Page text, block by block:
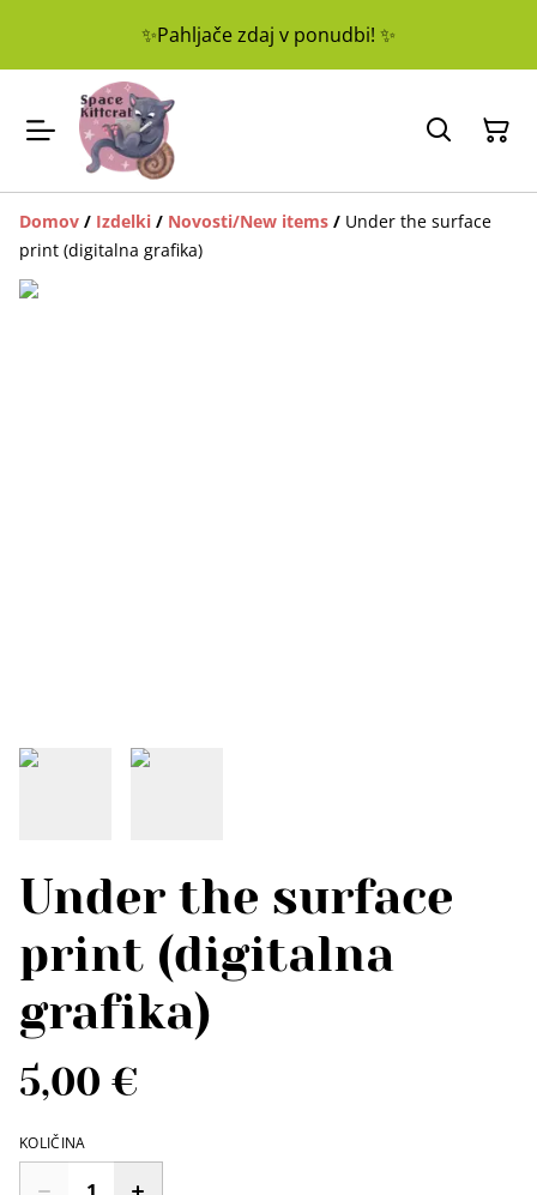
✨Pahljače zdaj v ponudbi! ✨
Domov / Izdelki / Novosti/New items / Under the surface
print (digitalna grafika)
Under the surface
print (digitalna
grafika)
5,00 €
KOLIČINA